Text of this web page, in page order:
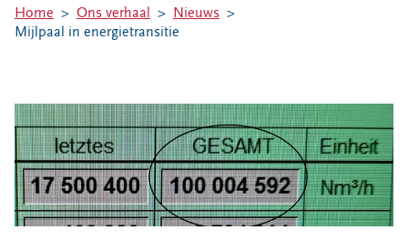
Milieustraten
Afval aanmelden
Bouwcontainer huren
Ons verhaal
Nieuws
Ontdek Omrin
Home Ons verhaal
Nieuws
Mijlpaal in energietransitie